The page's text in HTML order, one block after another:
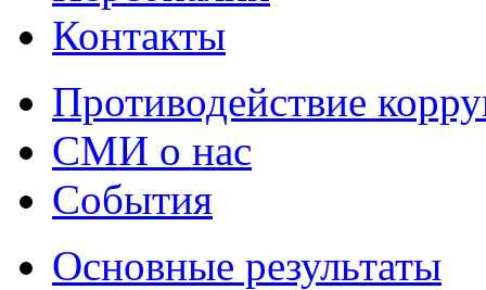
Контакты
Противодействие
СМИ о нас
События
Основные результаты